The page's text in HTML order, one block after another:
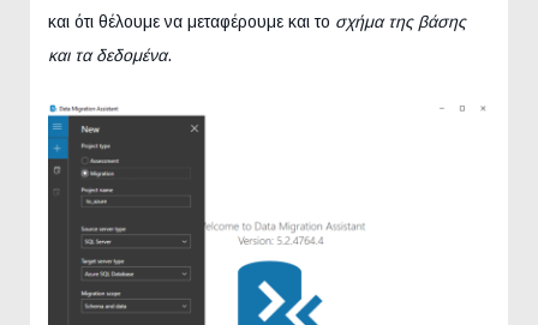
και ότι θέλουμε να μεταφέρουμε και το σχήμα της βάσης
και τα δεδομένα.